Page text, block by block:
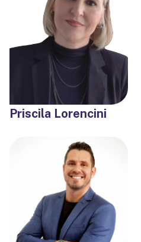
Priscila Lorencini